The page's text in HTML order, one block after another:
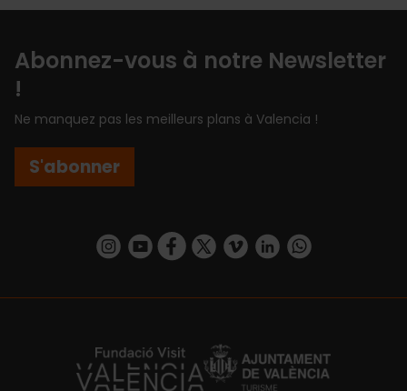
Abonnez-vous à notre Newsletter
!
Ne manquez pas les meilleurs plans à Valencia !
S'abonner
https://www.instagram.com/visit_valencia/
https://www.youtube.com/user/
https://www.facebook.com/
https://twitter.com/
https://vimeo.com/
https://www.linkedin.com/company/turismo-valencia/https://api.whatsapp.com/send/
https://fundacion.visitvalencia.com/